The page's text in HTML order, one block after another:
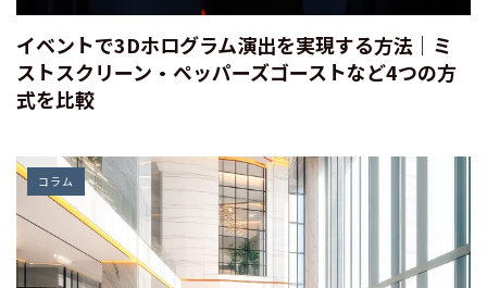
イベントで3Dホログラム演出を実現する方法｜ミ
ストスクリーン・ペッパーズゴーストなど4つの方
式を比較
コラム